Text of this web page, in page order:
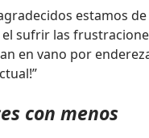
estamos
sufrir las
en vano por
con menos